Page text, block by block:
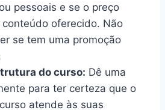
pessoais e se o preço
oferecido. Não
se tem uma promoção
do curso: Dê uma
para ter certeza que o
atende às suas